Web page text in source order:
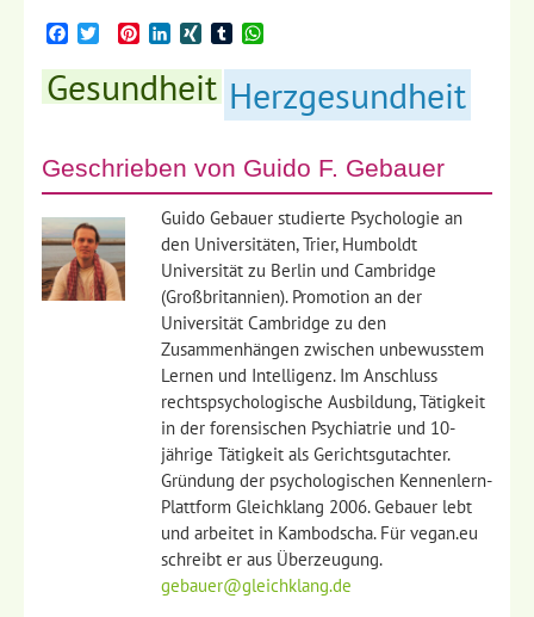
Facebook
TwitterPinterestLinkedIn
XINGTumblr
Gesundheit Herzgesundheit
Geschrieben von Guido F. Gebauer
Guido Gebauer studierte Psychologie an
den Universitäten, Trier, Humboldt
Universität zu Berlin und Cambridge
(Großbritannien). Promotion an der
Universität Cambridge zu den
Zusammenhängen zwischen unbewusstem
Lernen und Intelligenz. Im Anschluss
rechtspsychologische Ausbildung, Tätigkeit
in der forensischen Psychiatrie und 10-
jährige Tätigkeit als Gerichtsgutachter.
Gründung der psychologischen Kennenlern-
Plattform Gleichklang 2006. Gebauer lebt
und arbeitet in Kambodscha. Für vegan.eu
schreibt er aus Überzeugung.
gebauer@gleichklang.de